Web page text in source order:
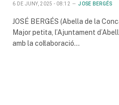
6 DE JUNY, 2025 - 08:12 JOSE BERGÉS
JOSÉ BERGÉS (Abella de la
Major petita, l’Ajuntament
amb la col·laboració…